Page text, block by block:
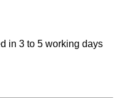
in 3 to 5 working days